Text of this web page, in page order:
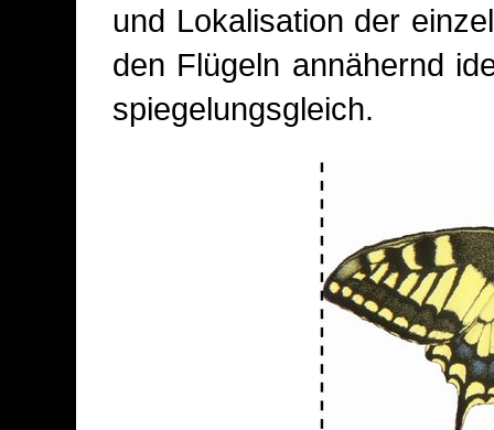
und Lokalisation der
den Flügeln annähernd
spiegelungsgleich.